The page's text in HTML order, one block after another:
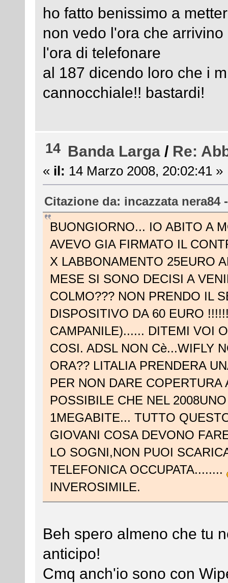
ho fatto benissimo a
non vedo l'ora che
l'ora di telefonare
al 187 dicendo loro che i
cannocchiale!! bastardi!
14 Banda Larga / Re:
« il: 14 Marzo 2008, 20:02:41 »
Citazione da: incazzata nera84
BUONGIORNO... IO ABITO A
AVEVO GIA FIRMATO IL
X LABBONAMENTO 25EURO
MESE SI SONO DECISI A
COLMO??? NON PRENDO IL
DISPOSITIVO DA 60 EURO
CAMPANILE)...... DITEMI VOI
COSI. ADSL NON Cè...WIFLY
ORA?? LITALIA PRENDERA
PER NON DARE
POSSIBILE CHE NEL
1MEGABITE... TUTTO
GIOVANI COSA DEVONO
LO SOGNI,NON PUOI
TELEFONICA OCCUPATA........
INVEROSIMILE.
Beh spero almeno che tu
anticipo!
Cmq anch'io sono con